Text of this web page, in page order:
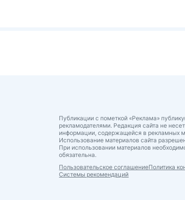
Публикации с пометкой «Реклама»
рекламодателями. Редакция сайта не
информации, содержащейся в рекламных
Использование материалов сайта
При использовании материалов
обязательна.
Пользовательское соглашениеПолитика
Системы рекомендаций